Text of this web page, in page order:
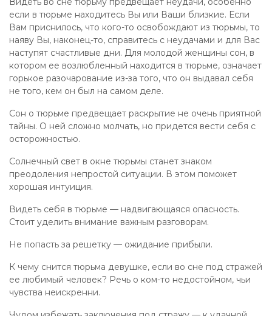
если в тюрьме находитесь Вы или Ваши близкие. Если
Вам приснилось, что кого-то освобождают из тюрьмы, то
наяву Вы, наконец-то, справитесь с неудачами и для Вас
наступят счастливые дни. Для молодой женщины сон, в
котором ее возлюбленный находится в тюрьме, означает
горькое разочарование из-за того, что он выдавал себя
не того, кем он был на самом деле.
Сон о тюрьме предвещает раскрытие не очень приятной
тайны. О ней сложно молчать, но придется вести себя с
осторожностью.
Солнечный свет в окне тюрьмы станет знаком
преодоления непростой ситуации. В этом поможет
хорошая интуиция.
Видеть себя в тюрьме — надвигающаяся опасность.
Стоит уделить внимание важным разговорам.
Не попасть за решетку — ожидание прибыли.
К чему снится тюрьма девушке, если во сне под стражей
ее любимый человек? Речь о ком-то недостойном, чьи
чувства неискренни.